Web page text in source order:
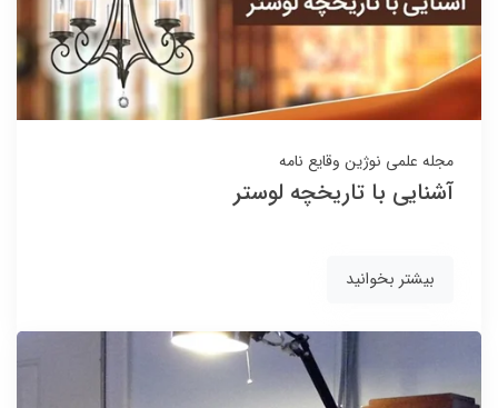
مجله علمی نوژین وقایع نامه
آشنایی با تاریخچه لوستر
بیشتر بخوانید